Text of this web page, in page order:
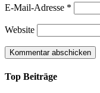
E-Mail-Adresse *
Website
Top Beiträge